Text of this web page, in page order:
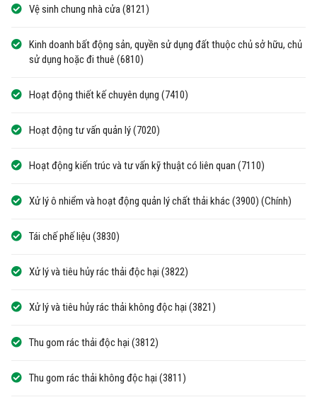
Vệ sinh chung nhà cửa (8121)
Kinh doanh bất động sản, quyền sử dụng đất thuộc chủ sở hữu, chủ
sử dụng hoặc đi thuê (6810)
Hoạt động thiết kế chuyên dụng (7410)
Hoạt động tư vấn quản lý (7020)
Hoạt động kiến trúc và tư vấn kỹ thuật có liên quan (7110)
Xử lý ô nhiểm và hoạt động quản lý chất thải khác (3900) (Chính)
Tái chế phế liệu (3830)
Xử lý và tiêu hủy rác thải độc hại (3822)
Xử lý và tiêu hủy rác thải không độc hại (3821)
Thu gom rác thải độc hại (3812)
Thu gom rác thải không độc hại (3811)